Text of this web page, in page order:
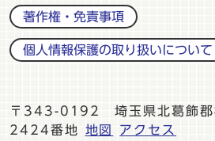
著作権・免責事項
個人情報保護の取り扱いについて
〒343-0192 埼玉県北葛飾郡
2424番地
地図
アクセス